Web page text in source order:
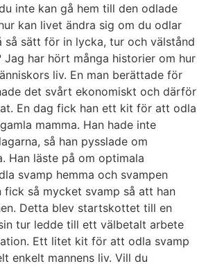
inte kan gå hem till den odlade
kan livet ändra sig om du odlar
så sätt för in lycka, tur och välstånd
har hört många historier om hur
liv. En man berättade för
det svårt ekonomiskt och därför
En dag fick han ett kit för att odla
mamma. Han hade inte
så han pysslade om
Han läste på om optimala
svamp hemma och svampen
fick så mycket svamp så att han
Detta blev startskottet till en
tur ledde till ett välbetalt arbete
Ett litet kit för att odla svamp
enkelt mannens liv. Vill du